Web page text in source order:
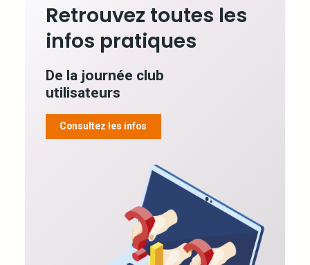
Retrouvez toutes les
infos pratiques
De la journée club
utilisateurs
Consultez les infos